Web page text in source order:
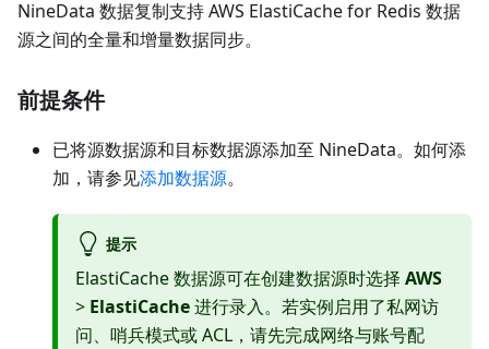
NineData 数据复制支持 AWS ElastiCache for Redis 数据
源之间的全量和增量数据同步。
前提条件
已将源数据源和目标数据源添加至 NineData。如何添
加，请参见添加数据源。
提示
ElastiCache 数据源可在创建数据源时选择 AWS
> ElastiCache进行录入。若实例启用了私网访
问、哨兵模式或 ACL，请先完成网络与账号配